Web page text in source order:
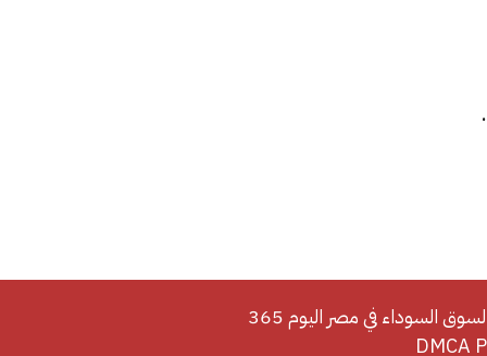
السوداء في مصر اليوم 365
DMCA